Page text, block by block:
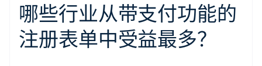
哪些行业从带支付功能的
注册表单中受益最多？